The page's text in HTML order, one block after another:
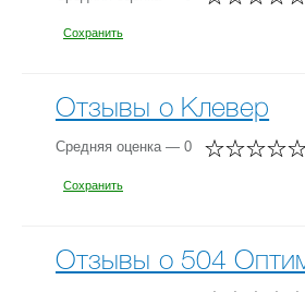
Сохранить
Отзывы о Клевер
Средняя оценка — 0
Сохранить
Отзывы о 504